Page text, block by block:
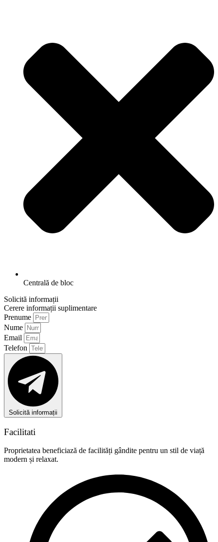
Centrală de bloc
Solicită informații
Cerere informații suplimentare
Prenume
Nume
Email
Telefon
Solicită informații
Facilitati
Proprietatea beneficiază de facilități gândite pentru un stil de viață
modern și relaxat.